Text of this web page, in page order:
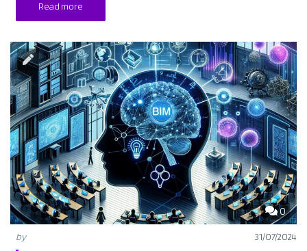
Read more
0
by
31/07/2024